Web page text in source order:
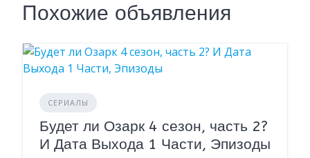
Похожие объявления
СЕРИАЛЫ
Будет ли Озарк 4 сезон, часть 2?
И Дата Выхода 1 Части, Эпизоды